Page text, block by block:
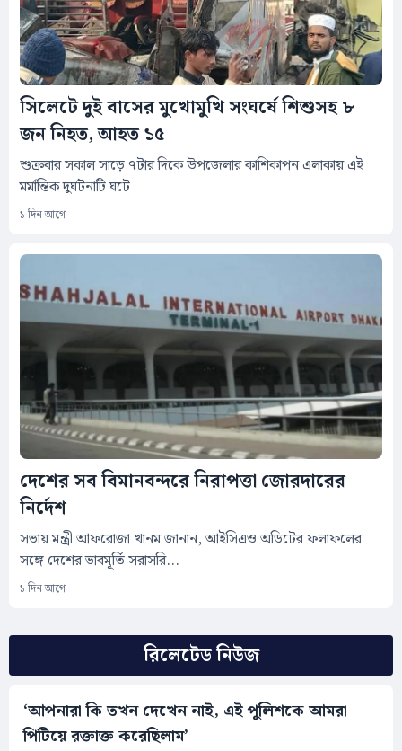
রিলেটেড নিউজ
‘আপনারা কি তখন দেখেন নাই, এই পুলিশকে আমরা
পিটিয়ে রক্তাক্ত করেছিলাম’
সিলেটে দুই বাসের মুখোমুখি সংঘর্ষে শিশুসহ ৮
জন নিহত, আহত ১৫
শুক্রবার সকাল সাড়ে ৭টার দিকে উপজেলার কাশিকাপন এলাকায় এই
মর্মান্তিক দুর্ঘটনাটি ঘটে।
১ দিন আগে
দেশের সব বিমানবন্দরে নিরাপত্তা জোরদারের
নির্দেশ
সভায় মন্ত্রী আফরোজা খানম জানান, আইসিএও অডিটের ফলাফলের
সঙ্গে দেশের ভাবমূর্তি সরাসরি...
১ দিন আগে